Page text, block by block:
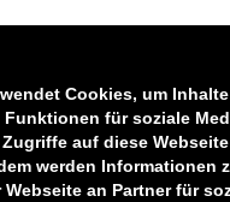
Cookies, um
für soziale
auf diese Webseite
werden Informationen
an Partner für